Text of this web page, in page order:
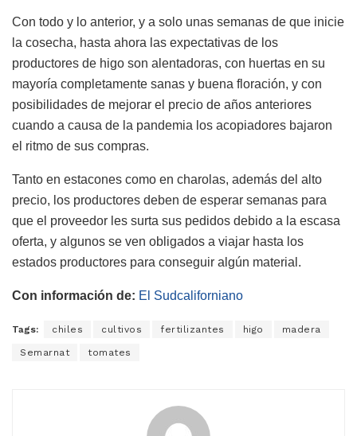
Con todo y lo anterior, y a solo unas semanas de que inicie
la cosecha, hasta ahora las expectativas de los
productores de higo son alentadoras, con huertas en su
mayoría completamente sanas y buena floración, y con
posibilidades de mejorar el precio de años anteriores
cuando a causa de la pandemia los acopiadores bajaron
el ritmo de sus compras.
Tanto en estacones como en charolas, además del alto
precio, los productores deben de esperar semanas para
que el proveedor les surta sus pedidos debido a la escasa
oferta, y algunos se ven obligados a viajar hasta los
estados productores para conseguir algún material.
Con información de: El Sudcaliforniano
Tags: chiles cultivos fertilizantes higo madera
Semarnat tomates